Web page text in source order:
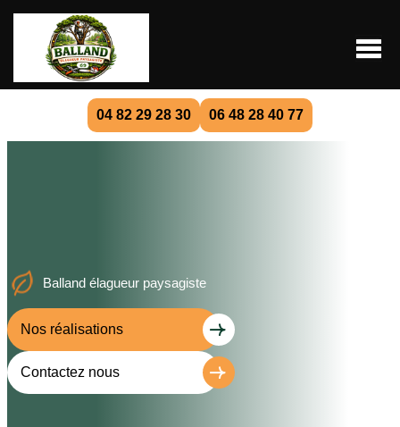
04 82 29 28 30 06 48 28 40 77
Balland élagueur paysagiste
Nos réalisations
Contactez nous